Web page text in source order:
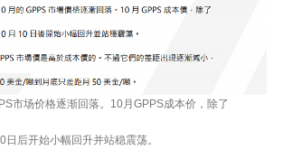
市场价格逐渐回落。10月GPPS成本价，除了
日后开始小幅回升并站稳震荡。